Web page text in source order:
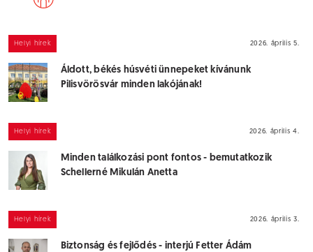
Helyi hírek 2026. április 5.
Áldott, békés húsvéti ünnepeket kívánunk
Pilisvörösvár minden lakójának!
Helyi hírek 2026. április 4.
Minden találkozási pont fontos - bemutatkozik
Schellerné Mikulán Anetta
Helyi hírek 2026. április 3.
Biztonság és fejlődés - interjú Fetter Ádám